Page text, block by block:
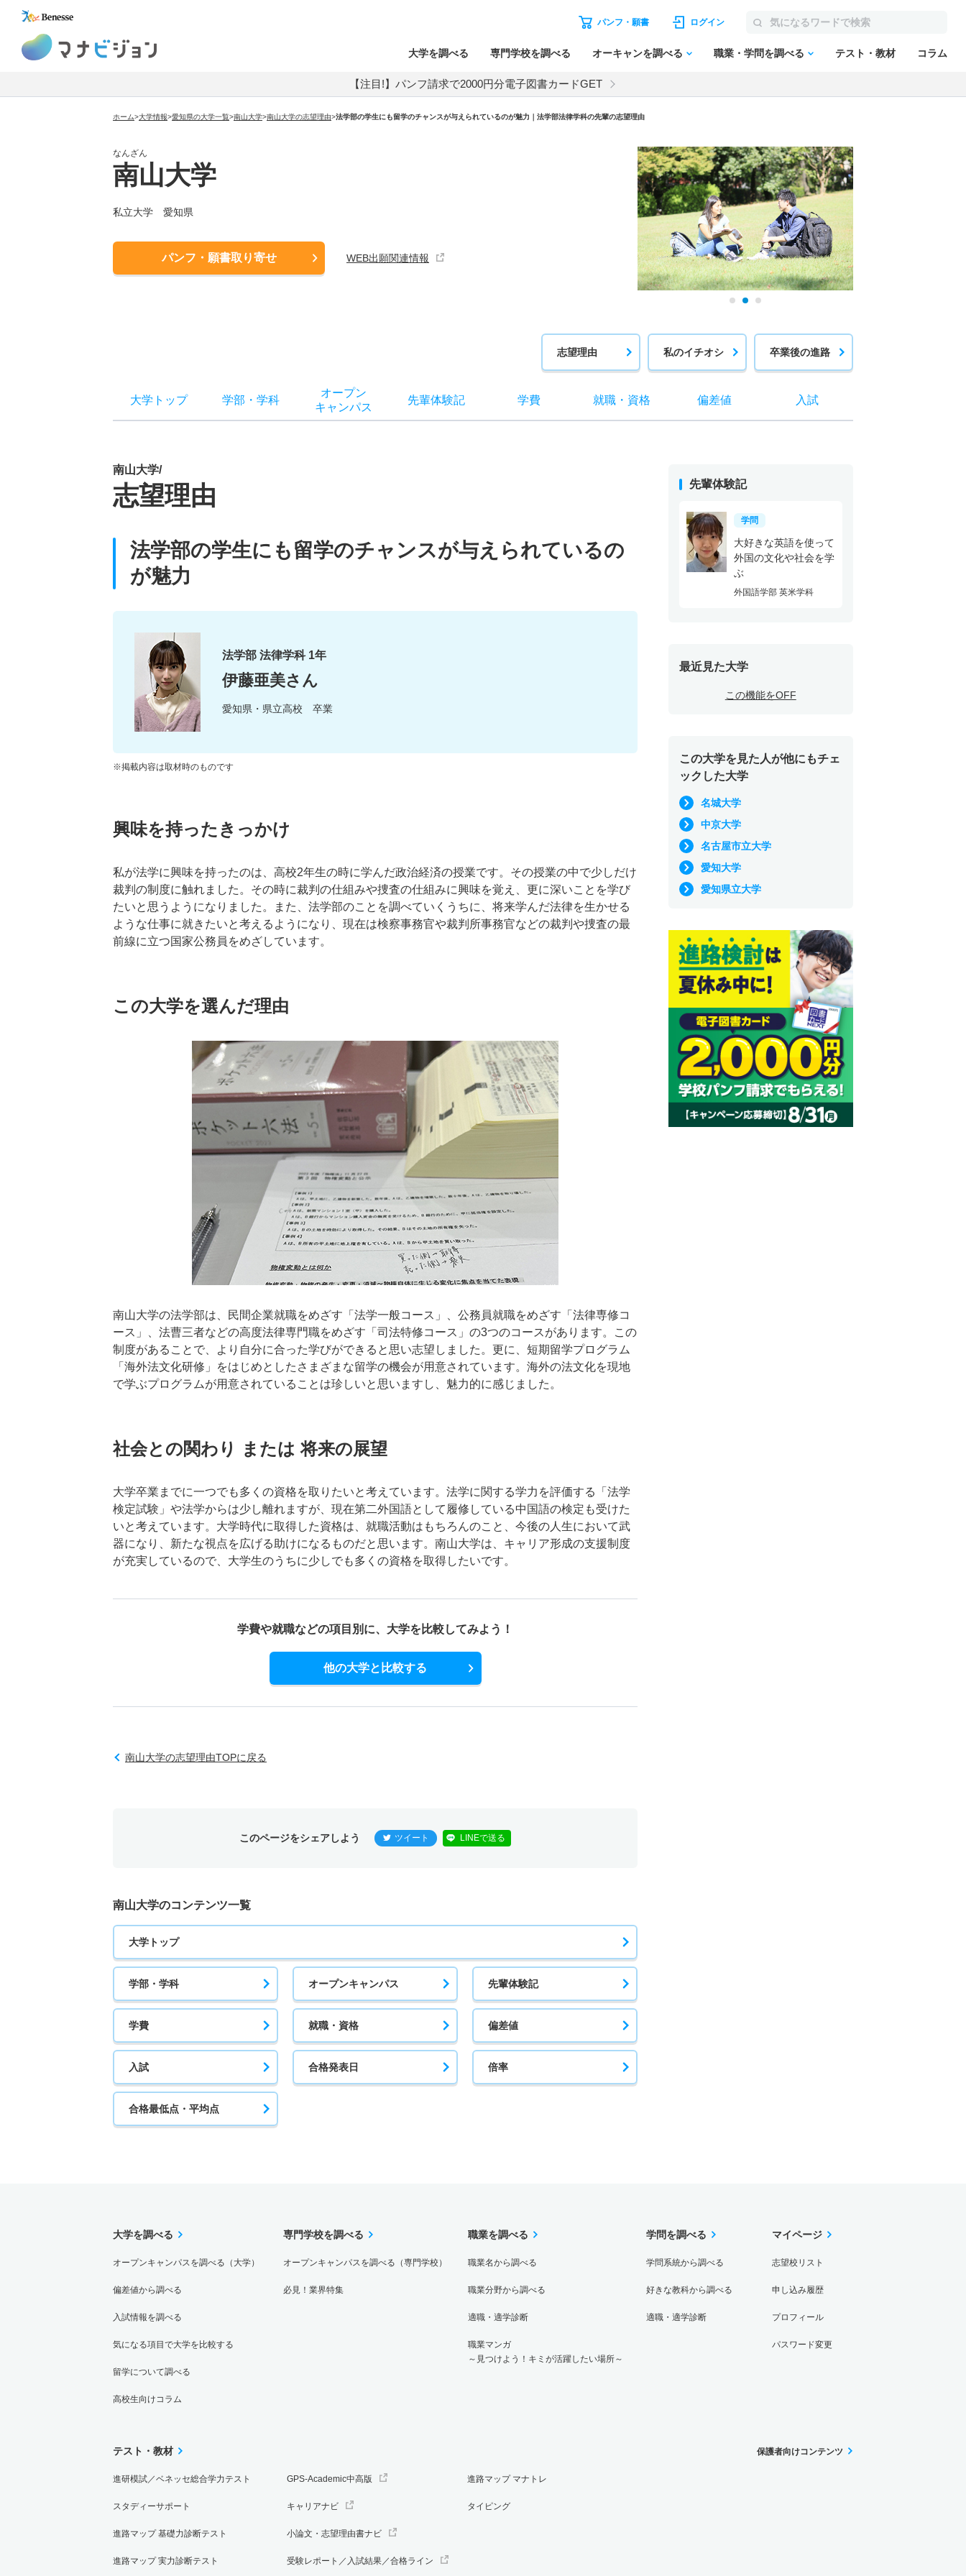
パンフ・願書 ログイン
大学を調べる 専門学校を調べる オーキャンを調べる 職業・学問を調べる テスト・教材 コラム
【注目!】パンフ請求で2000円分電子図書カードGET
ホーム>大学情報>愛知県の大学一覧>南山大学>南山大学の志望理由>法学部の学生にも留学のチャンスが与えられているのが魅力｜法学部法律学科の先輩の志望理由
なんざん
南山大学
私立大学 愛知県
パンフ・願書取り寄せ WEB出願関連情報
志望理由 私のイチオシ 卒業後の進路
大学トップ 学部 ・ 学科
オープン
キャンパス
先輩体験記 学費 就職・ 資格 偏差値 入試
南山大学/
志望理由
法学部の学生にも留学のチャンスが与えられているの
が魅力
法学部 法律学科 1年
伊藤亜美さん
愛知県・県立高校 卒業
※掲載内容は取材時のものです
興味を持ったきっかけ
私が法学に興味を持ったのは、高校2年生の時に学んだ政治経済の授業です。その授業の中で少しだけ
裁判の制度に触れました。その時に裁判の仕組みや捜査の仕組みに興味を覚え、更に深いことを学び
たいと思うようになりました。また、法学部のことを調べていくうちに、将来学んだ法律を生かせる
ような仕事に就きたいと考えるようになり、現在は検察事務官や裁判所事務官などの裁判や捜査の最
前線に立つ国家公務員をめざしています。
この大学を選んだ理由
南山大学の法学部は、民間企業就職をめざす「法学一般コース」、公務員就職をめざす「法律専修コ
ース」、法曹三者などの高度法律専門職をめざす「司法特修コース」の3つのコースがあります。この
制度があることで、より自分に合った学びができると思い志望しました。更に、短期留学プログラム
「海外法文化研修」をはじめとしたさまざまな留学の機会が用意されています。海外の法文化を現地
で学ぶプログラムが用意されていることは珍しいと思いますし、魅力的に感じました。
社会との関わり または 将来の展望
大学卒業までに一つでも多くの資格を取りたいと考えています。法学に関する学力を評価する「法学
検定試験」や法学からは少し離れますが、現在第二外国語として履修している中国語の検定も受けた
いと考えています。大学時代に取得した資格は、就職活動はもちろんのこと、今後の人生において武
器になり、新たな視点を広げる助けになるものだと思います。南山大学は、キャリア形成の支援制度
が充実しているので、大学生のうちに少しでも多くの資格を取得したいです。
学費や就職などの項目別に、 大学を比較してみよう！
他の大学と比較する
南山大学の志望理由TOPに戻る
このページをシェアしよう ツイート LINEで送る
南山大学のコンテンツ一覧
大学トップ
学部・学科 オープンキャンパス 先輩体験記
学費 就職・資格 偏差値
入試 合格発表日 倍率
合格最低点・平均点
先輩体験記
学問
大好きな英語を使って
外国の文化や社会を学
ぶ
外国語学部 英米学科
最近見た大学
この機能をOFF
この大学を見た人が他にもチェ
ックした大学
名城大学
中京大学
名古屋市立大学
愛知大学
愛知県立大学
大学を調べる
オープンキャンパスを調べる（大学）
偏差値から調べる
入試情報を調べる
気になる項目で大学を比較する
留学について調べる
高校生向けコラム
専門学校を調べる
オープンキャンパスを調べる（専門学校）
必見！業界特集
職業を調べる
職業名から調べる
職業分野から調べる
適職・適学診断
職業マンガ
～見つけよう！キミが活躍したい場所～
学問を調べる
学問系統から調べる
好きな教科から調べる
適職・適学診断
マイページ
志望校リスト
申し込み履歴
プロフィール
パスワード変更
テスト・教材
進研模試／ベネッセ総合学力テスト
スタディーサポート
進路マップ 基礎力診断テスト
進路マップ 実力診断テスト
GPS-Academic中高版
キャリアナビ
小論文・志望理由書ナビ
受験レポート／入試結果／合格ライン
進路マップ マナトレ
タイピング
保護者向けコンテンツ